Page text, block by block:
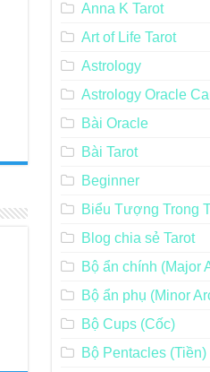
Anna K Tarot
Art of Life Tarot
Astrology
Astrology Oracle
Bài Oracle
Bài Tarot
Beginner
Biểu Tượng Trong
Blog chia sẻ Tarot
Bộ ẩn chính (Major
Bộ ẩn phụ (Minor
Bộ Cups (Cốc)
Bộ Pentacles (Tiền)